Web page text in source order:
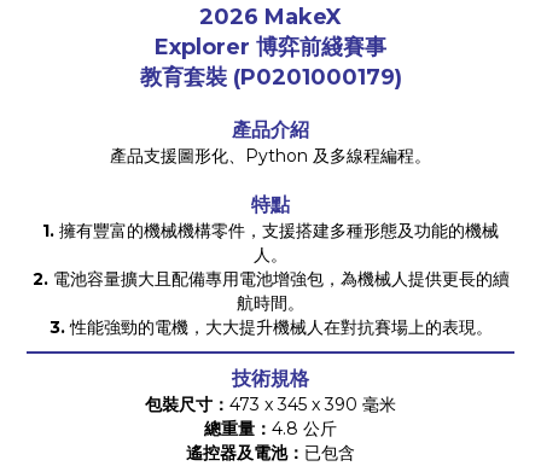
2026 MakeX
Explorer 博弈前綫賽事
教育套裝(P0201000179)
產品介紹
產品支援圖形化、Python 及多線程編程。
特點
1. 擁有豐富的機械機構零件，支援搭建多種形態及功能的機械
人。
2.電池容量擴大且配備專用電池增強包，為機械人提供更長的續
航時間。
3.性能強勁的電機，大大提升機械人在對抗賽場上的表現。
技術規格
包裝尺寸： 473 x 345 x 390 毫米
總重量： 4.8 公斤
遙控器及電池： 已包含